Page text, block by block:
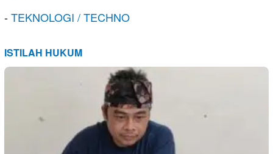
-TEKNOLOGI / TECHNO
ISTILAH HUKUM